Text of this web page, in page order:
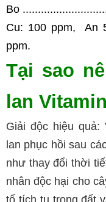
Bo
Cu: 100 ppm,  An
ppm.
Tại sao
lan
Giải độc hiệu quả:
lan phục hồi sau
như thay đổi thời
nhân độc hại cho
tố tích tụ trong đất